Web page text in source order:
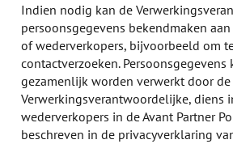
Indien nodig kan de
persoonsgegevens bekendmaken
of wederverkopers, bijvoorbeeld om
contactverzoeken. Persoonsgegevens
gezamenlijk worden verwerkt door de
Verwerkingsverantwoordelijke, diens
wederverkopers in de Avant Partner
beschreven in de privacyverklaring